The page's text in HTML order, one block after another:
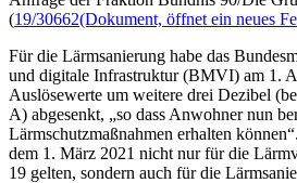
(19/30662(Dokument, öffnet ein neues
Für die Lärmsanierung habe das
und digitale Infrastruktur (BMVI) am 1.
Auslösewerte um weitere drei Dezibel
A) abgesenkt, „so dass Anwohner nun
Lärmschutzmaßnahmen erhalten
dem 1. März 2021 nicht nur für die
19 gelten, sondern auch für die